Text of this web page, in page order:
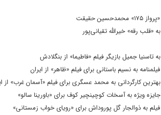
حقیقت
«قلب رقه» خیرالله تقیانی‌پور
تاسنیا جمیل بازیگر فیلم «فاطیما» از بنگلادش
به نسیم باستانی برای فیلم «ظاهر» از ایران
کارگردانی به محمد عسگری برای فیلم «آسمان غرب» از
ویژه به آسخات کوچینچیر کوف برای «باورینا سالو»
به ذوالجار گل پوروداش برای «رویای خواب زمستانی»